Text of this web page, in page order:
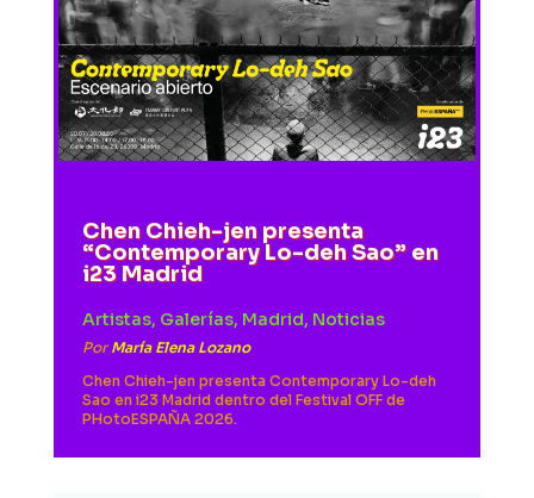
Chen Chieh-jen presenta
“Contemporary Lo-deh Sao” en
i23 Madrid
Artistas, Galerías, Madrid, Noticias
PorMaría Elena Lozano
Chen Chieh-jen presenta Contemporary Lo-deh
Sao en i23 Madrid dentro del Festival OFF de
PHotoESPAÑA 2026.